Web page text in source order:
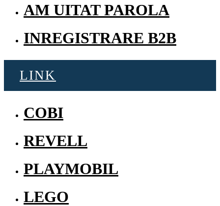
AM UITAT PAROLA
INREGISTRARE B2B
LINK
COBI
REVELL
PLAYMOBIL
LEGO